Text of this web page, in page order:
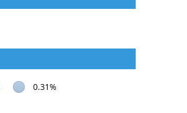
0.31%